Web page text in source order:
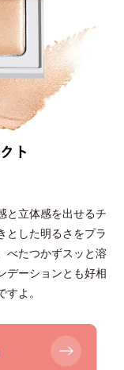
と立体感を出せるチ
とした明るさをプラ
べたつかずスッと溶
デーションとも好相
よ。